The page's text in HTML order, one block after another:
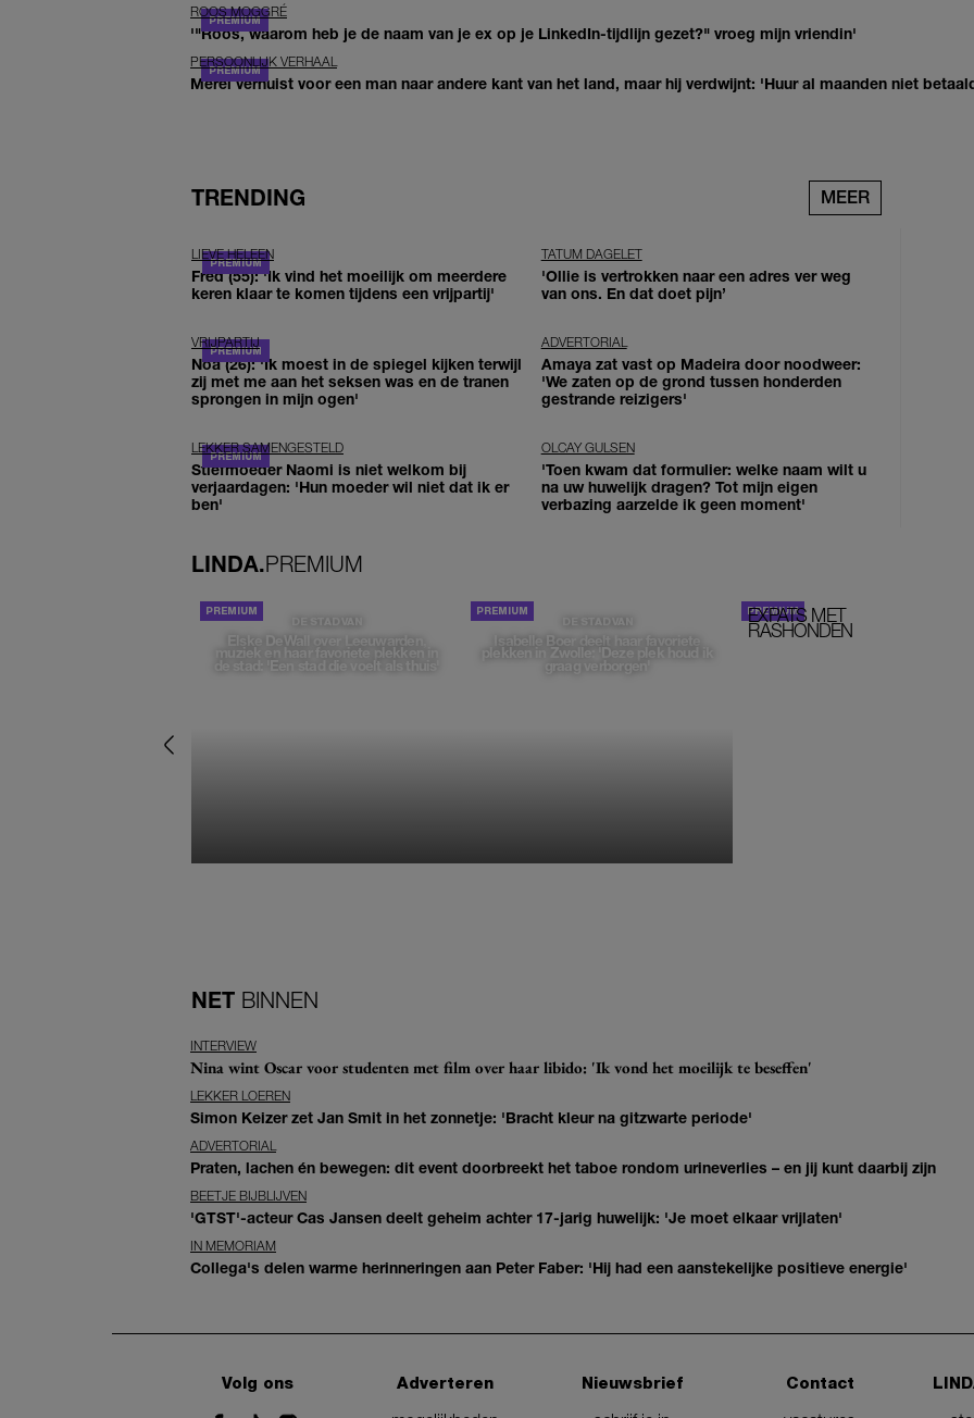
ROOS MOGGRÉ
'"Roos, waarom heb je de naam van je ex op je LinkedIn-tijdlijn gezet?" vroeg mijn vriendin'
PERSOONLIJK VERHAAL
Merel verhuist voor een man naar andere kant van het land, maar hij verdwijnt: 'Huur al maanden niet
TRENDING MEER
LIEVE HELEEN
Fred (55): 'Ik vind het moeilijk om meerdere
keren klaar te komen tijdens een vrijpartij'
TATUM DAGELET
'Ollie is vertrokken naar een adres ver weg
van ons. En dat doet pijn’
VRIJPARTIJ
Noa (26): 'Ik moest in de spiegel kijken terwijl
zij met me aan het seksen was en de tranen
sprongen in mijn ogen'
ADVERTORIAL
Amaya zat vast op Madeira door noodweer:
'We zaten op de grond tussen honderden
gestrande reizigers'
LEKKER SAMENGESTELD
Stiefmoeder Naomi is niet welkom bij
verjaardagen: 'Hun moeder wil niet dat ik er
ben'
OLCAY GULSEN
'Toen kwam dat formulier: welke naam wilt u
na uw huwelijk dragen? Tot mijn eigen
verbazing aarzelde ik geen moment'
LINDA.PREMIUM
DE STAD VAN
Elske DeWall over Leeuwarden,
muziek en haar favoriete plekken in
de stad: 'Een stad die voelt als thuis'
DE STAD VAN
Isabelle Boer deelt haar favoriete
plekken in Zwolle: 'Deze plek houd ik
graag verborgen'
EXPATS MET
RASHONDEN
NET BINNEN
INTERVIEW
Nina wint Oscar voor studenten met film over haar libido: 'Ik vond het moeilijk te beseffen'
LEKKER LOEREN
Simon Keizer zet Jan Smit in het zonnetje: 'Bracht kleur na gitzwarte periode'
ADVERTORIAL
Praten, lachen én bewegen: dit event doorbreekt het taboe rondom urineverlies – en jij kunt daarbij zijn
BEETJE BIJBLIJVEN
'GTST'-acteur Cas Jansen deelt geheim achter 17-jarig huwelijk: 'Je moet elkaar vrijlaten'
IN MEMORIAM
Collega's delen warme herinneringen aan Peter Faber: 'Hij had een aanstekelijke positieve energie'
Volg ons
Adverteren
Nieuwsbrief
Contact